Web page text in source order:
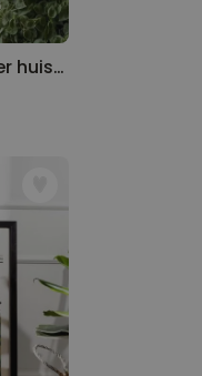
Gepersonaliseerde poster huisdier tijdschrift